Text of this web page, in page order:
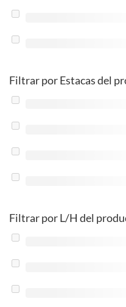
Filtrar por Estacas del
Filtrar por L/H del